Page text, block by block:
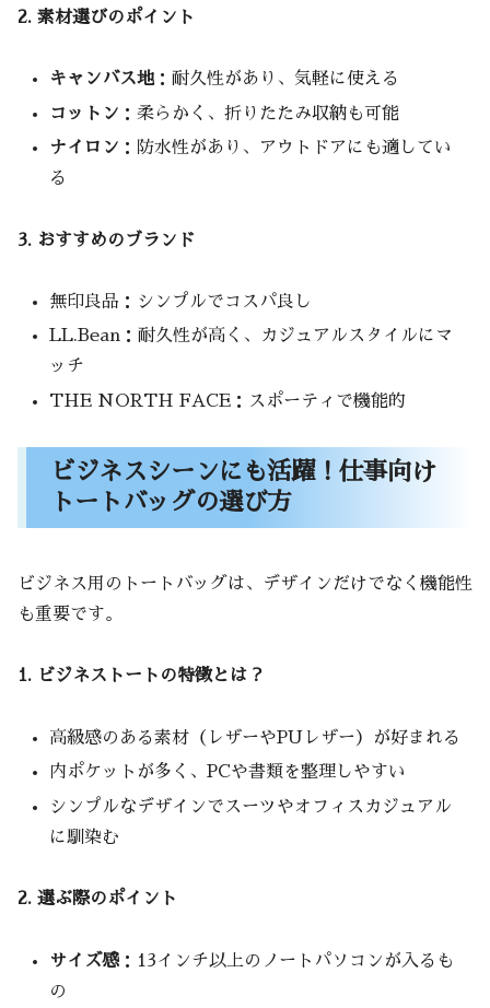
2. 素材選びのポイント
キャンバス地：耐久性があり、気軽に使える
コットン ：柔らかく、折りたたみ収納も可能
ナイロン ：防水性があり、アウトドアにも適してい
る
3. おすすめのブランド
無印良品：シンプルでコスパ良し
LL.Bean：耐久性が高く、カジュアルスタイルにマ
ッチ
THE NORTH FACE：スポーティで機能的
ビジネスシーンにも活躍！仕事向け
トートバッグの選び方
ビジネス用のトートバッグは、デザインだけでなく機能性
も重要です。
1. ビジネストートの特徴とは？
高級感のある素材（レザーやPUレザー）が好まれる
内ポケットが多く、PCや書類を整理しやすい
シンプルなデザインでスーツやオフィスカジュアル
に馴染む
2. 選ぶ際のポイント
サイズ感 ：13インチ以上のノートパソコンが入るも
の